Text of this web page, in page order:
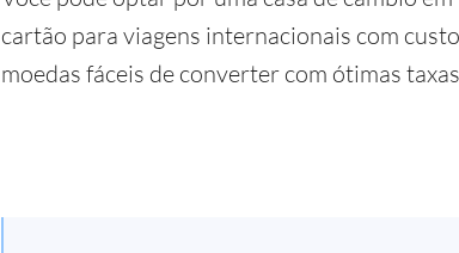
cartão para viagens internacionais com
moedas fáceis de converter com ótimas